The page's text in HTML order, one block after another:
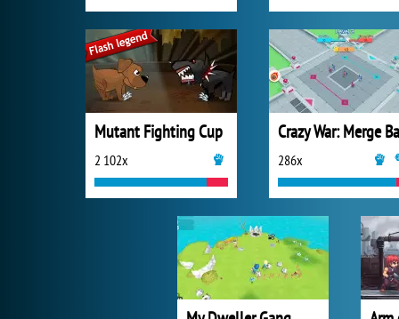
Mutant Fighting Cup
2 102x 286x